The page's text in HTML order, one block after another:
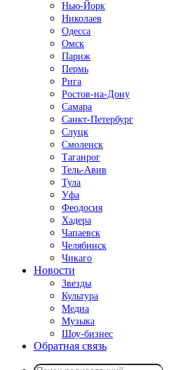
Нью-Йорк
Николаев
Одесса
Омск
Париж
Пермь
Рига
Ростов-на-Дону
Самара
Санкт-Петербург
Слуцк
Смоленск
Таганрог
Тель-Авив
Тула
Уфа
Феодосия
Хадера
Чапаевск
Челябинск
Чикаго
Новости
Звезды
Культура
Медиа
Музыка
Шоу-бизнес
Обратная связь